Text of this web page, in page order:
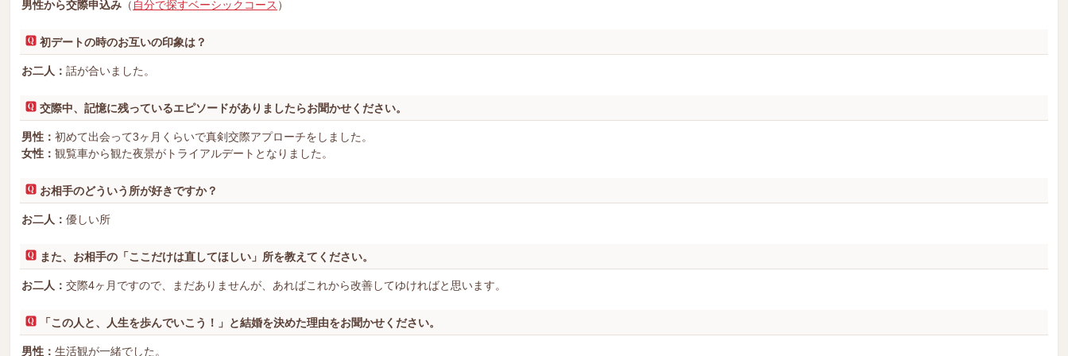
男性から交際申込み （ 自分で探すベーシックコース ）
初デートの時のお互いの印象は？
お二人： 話が合いました。
交際中、記憶に残っているエピソードがありましたらお聞かせください。
男性： 初めて出会って3ヶ月くらいで真剣交際アプローチをしました。
女性： 観覧車から観た夜景がトライアルデートとなりました。
お相手のどういう所が好きですか？
お二人： 優しい所
また、お相手の「ここだけは直してほしい」所を教えてください。
お二人： 交際4ヶ月ですので、まだありませんが、あればこれから改善してゆければと思います。
「この人と、人生を歩んでいこう！」と結婚を決めた理由をお聞かせください。
男性： 生活観が一緒でした。